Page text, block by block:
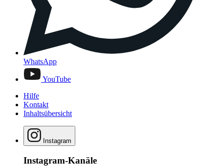
WhatsApp
YouTube
Hilfe
Kontakt
Inhaltsübersicht
Instagram
Instagram-Kanäle